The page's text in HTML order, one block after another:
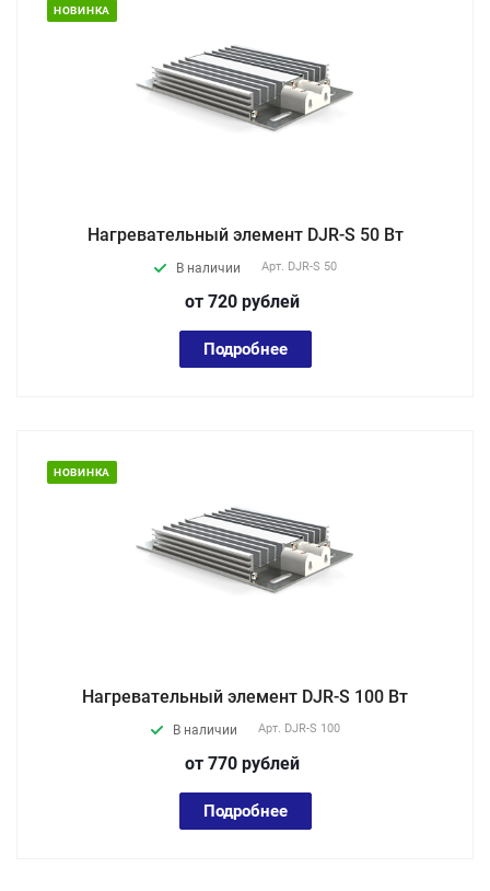
НОВИНКА
Нагревательный элемент DJR-S 50 Вт
В наличии Арт. DJR-S 50
от 720 рублей
Подробнее
НОВИНКА
Нагревательный элемент DJR-S 100 Вт
В наличии Арт. DJR-S 100
от 770 рублей
Подробнее